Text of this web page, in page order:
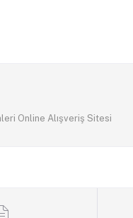
Online Alışveriş Sitesi